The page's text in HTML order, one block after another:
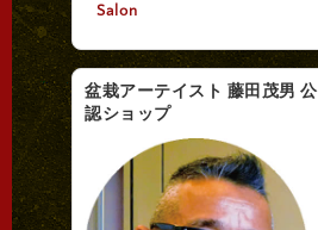
Salon
盆栽アーテイスト 藤田茂男 公
認ショップ